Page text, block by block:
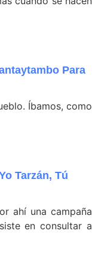
Para
Íbamos, como
Tarzán, Tú
ahí una campaña
en consultar a